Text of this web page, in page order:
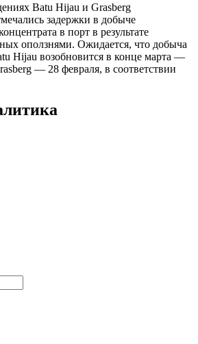
Batu Hijau и Grasberg
задержки в добыче
в порт в результате
оползнями. Ожидается, что добыча
Hijau возобновится в конце марта —
— 28 февраля, в соответствии